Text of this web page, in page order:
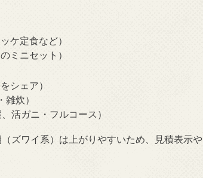
ケ定食など）
ミニセット）
シェア）
炊）
活ガニ・フルコース）
ズワイ系）は上がりやすいため、見積表示や